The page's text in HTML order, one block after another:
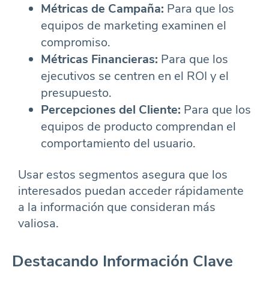
Métricas de Campaña: Para que los
equipos de marketing examinen el
compromiso.
Métricas Financieras: Para que los
ejecutivos se centren en el ROI y el
presupuesto.
Percepciones del Cliente: Para que los
equipos de producto comprendan el
comportamiento del usuario.
Usar estos segmentos asegura que los
interesados puedan acceder rápidamente
a la información que consideran más
valiosa.
Destacando Información Clave